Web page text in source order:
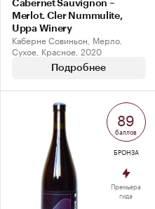
Cabernet Sauvignon –
Merlot. Cler Nummulite,
Uppa Winery
Каберне Совиньон, Мерло,
Сухое, Красное, 2020
Подробнее
89
баллов
БРОНЗА
Премьера
гида